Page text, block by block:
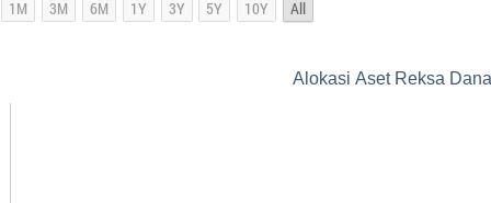
Alokasi Aset Reksa